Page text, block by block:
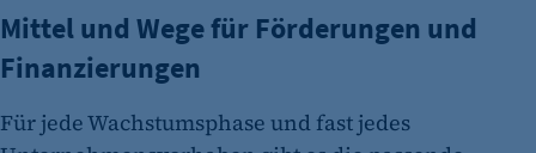
Mittel und Wege für Förderungen und
Finanzierungen
Für jede Wachstumsphase und fast jedes